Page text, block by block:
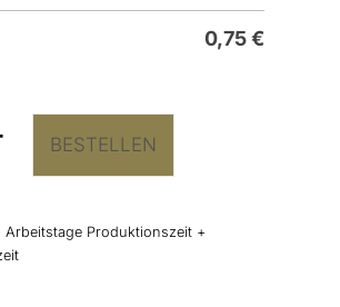
0,75€
BESTELLEN
Arbeitstage Produktionszeit +